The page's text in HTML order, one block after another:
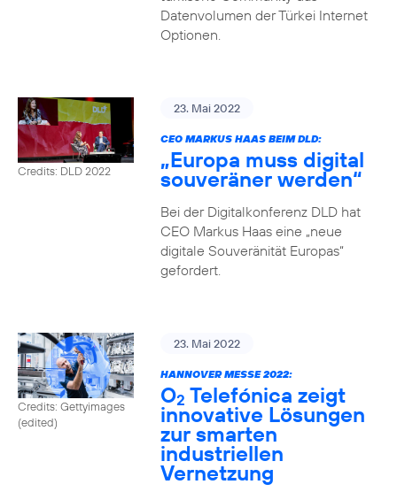
Datenvolumen der Türkei Internet
Optionen.
Credits: DLD 2022
23. Mai 2022
CEO MARKUS HAAS BEIM DLD:
„Europa muss digital
souveräner werden“
Bei der Digitalkonferenz DLD hat
CEO Markus Haas eine „neue
digitale Souveränität Europas“
gefordert.
Credits: Gettyimages
(edited)
23. Mai 2022
HANNOVER MESSE 2022:
O2 Telefónica zeigt
innovative Lösungen
zur smarten
industriellen
Vernetzung